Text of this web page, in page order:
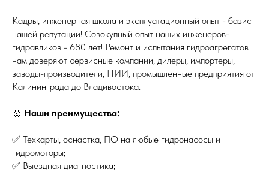
Кадры, инженерная школа и эксплуатационный опыт - базис
нашей репутации! Совокупный опыт наших инженеров-
гидравликов - 680 лет! Ремонт и испытания гидроагрегатов
нам доверяют сервисные компании, дилеры, импортеры,
заводы-производители, НИИ, промышленные предприятия от
Калининграда до Владивостока.
🥇 Наши преимущества:
✅ Техкарты, оснастка, ПО на любые гидронасосы и
гидромоторы;
✅ Выездная диагностика;